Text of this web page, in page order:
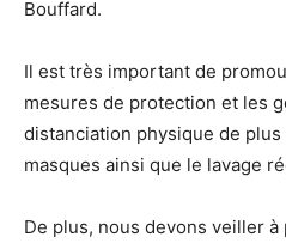
Bouffard.
Il est très important de
mesures de protection et les
distanciation physique de plus
masques ainsi que le lavage
De plus, nous devons veiller